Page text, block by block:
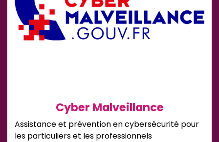
Cyber Malveillance
Assistance et prévention en cybersécurité pour
les particuliers et les professionnels